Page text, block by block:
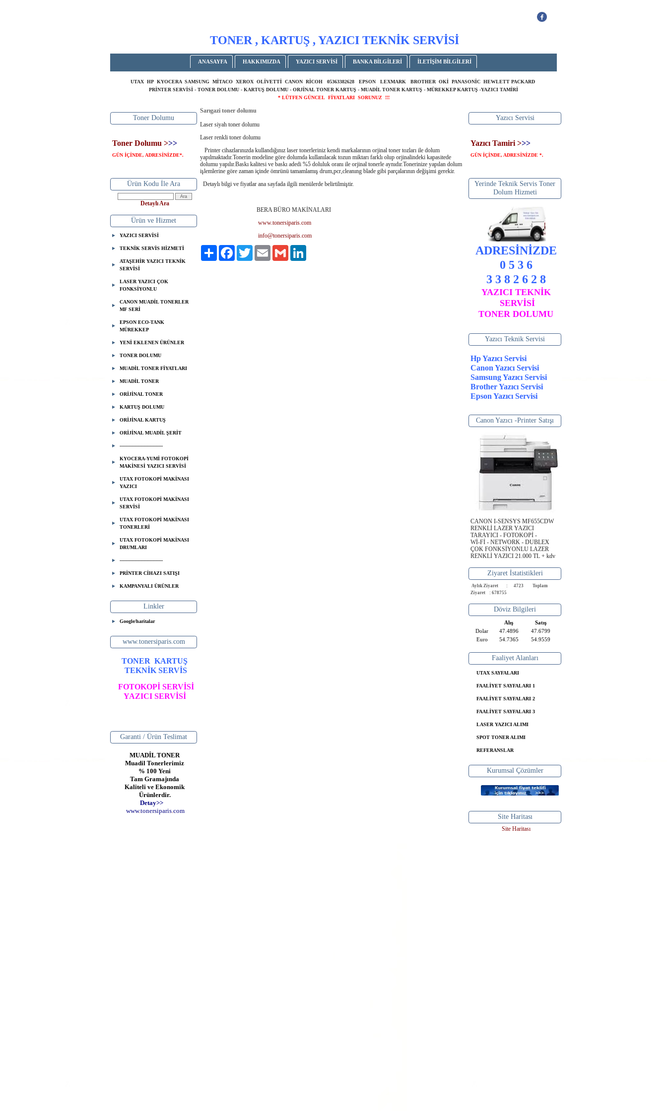
TONER , KARTUŞ , YAZICI TEKNİK SERVİSİ
ANASAYFA HAKKIMIZDA YAZICI SERVİSİ BANKA BİLGİLERİ İLETİŞİM BİLGİLERİ
UTAX HP KYOCERA SAMSUNG MİTACO XEROX OLİVETTİ CANON RİCOH 05363382628 EPSON LEXMARK BROTHER OKİ PANASONİC HEWLETT PACKARD
PRİNTER SERVİSİ - TONER DOLUMU - KARTUŞ DOLUMU - ORJİNAL TONER KARTUŞ - MUADİL TONER KARTUŞ - MÜREKKEP KARTUŞ -YAZICI TAMİRİ
* LÜTFEN GÜNCEL FİYATLARI SORUNUZ !!!
Toner Dolumu
Toner Dolumu >>>
GÜN İÇİNDE, ADRESİNİZDE*.
Ürün Kodu İle Ara
Detaylı Ara
Ürün ve Hizmet
YAZICI SERVİSİ
TEKNİK SERVİS HİZMETİ
ATAŞEHİR YAZICI TEKNİK
SERVİSİ
LASER YAZICI ÇOK
FONKSİYONLU
CANON MUADİL TONERLER
MF SERİ
EPSON ECO-TANK
MÜREKKEP
YENİ EKLENEN ÜRÜNLER
TONER DOLUMU
MUADİL TONER FİYATLARI
MUADİL TONER
ORİJİNAL TONER
KARTUŞ DOLUMU
ORİJİNAL KARTUŞ
ORİJİNAL MUADİL ŞERİT
-----------------------------
KYOCERA-YUMİ FOTOKOPİ
MAKİNESİ YAZICI SERVİSİ
UTAX FOTOKOPİ MAKİNASI
YAZICI
UTAX FOTOKOPİ MAKİNASI
SERVİSİ
UTAX FOTOKOPİ MAKİNASI
TONERLERİ
UTAX FOTOKOPİ MAKİNASI
DRUMLARI
-----------------------------
PRİNTER CİHAZI SATIŞI
KAMPANYALI ÜRÜNLER
Linkler
Google/haritalar
www.tonersiparis.com
TONER KARTUŞ
TEKNİK SERVİS
FOTOKOPİ SERVİSİ
YAZICI SERVİSİ
Garanti / Ürün Teslimat
MUADİL TONER
Muadil Tonerlerimiz
% 100 Yeni
Tam Gramajında
Kaliteli ve Ekonomik
Ürünlerdir.
Detay>>
www.tonersiparis.com
Sarıgazi toner dolumu
Laser siyah toner dolumu
Laser renkli toner dolumu
Printer cihazlarınızda kullandığınız laser tonerleriniz kendi markalarının orjinal toner tozları ile dolum
yapılmaktadır.Tonerin modeline göre dolumda kullanılacak tozun miktarı farklı olup orjinalindeki kapasitede
dolumu yapılır.Baskı kalitesi ve baskı adedi %5 doluluk oranı ile orjinal tonerle aynıdır.Tonerinize yapılan dolum
işlemlerine göre zaman içinde ömrünü tamamlamış drum,pcr,cleanıng blade gibi parçalarının değişimi gerekir.
Detaylı bilgi ve fiyatlar ana sayfada ilgili menülerde belirtilmiştir.
BERA BÜRO MAKİNALARI
www.tonersiparis.com
info@tonersiparis.com
Paylaş
FacebookTwitter Email Gmail
Yazıcı Servisi
Yazıcı Tamiri >>>
GÜN İÇİNDE, ADRESİNİZDE *.
Yerinde Teknik Servis Toner
Dolum Hizmeti
ADRESİNİZDE
0 5 3 6
3 3 8 2 6 2 8
YAZICI TEKNİK
SERVİSİ
TONER DOLUMU
Yazıcı Teknik Servisi
Hp Yazıcı Servisi
Canon Yazıcı Servisi
Samsung Yazıcı Servisi
Brother Yazıcı Servisi
Epson Yazıcı Servisi
Canon Yazıcı -Printer Satışı
CANON I-SENSYS MF655CDW
RENKLİ LAZER YAZICI
TARAYICI - FOTOKOPİ -
Wİ-Fİ - NETWORK - DUBLEX
ÇOK FONKSİYONLU LAZER
RENKLİ YAZICI 21.000 TL + kdv
Ziyaret İstatistikleri
Aylık Ziyaret : 4723
Toplam
Ziyaret : 678755
Döviz Bilgileri
Alış
Satış
Dolar
47.4896
47.6799
Euro
54.7365 54.9559
Faaliyet Alanları
UTAX SAYFALARI
FAALİYET SAYFALARI 1
FAALİYET SAYFALARI 2
FAALİYET SAYFALARI 3
LASER YAZICI ALIMI
SPOT TONER ALIMI
REFERANSLAR
Kurumsal Çözümler
Site Haritası
Site Haritası